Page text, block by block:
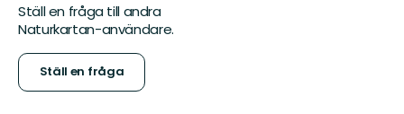
Ställ en fråga till andra
Naturkartan-användare.
Ställ en fråga